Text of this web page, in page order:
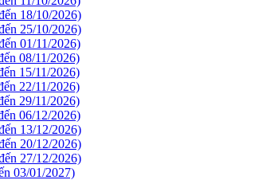
18/10/2026)
25/10/2026)
01/11/2026)
08/11/2026)
15/11/2026)
22/11/2026)
29/11/2026)
06/12/2026)
13/12/2026)
20/12/2026)
27/12/2026)
03/01/2027)